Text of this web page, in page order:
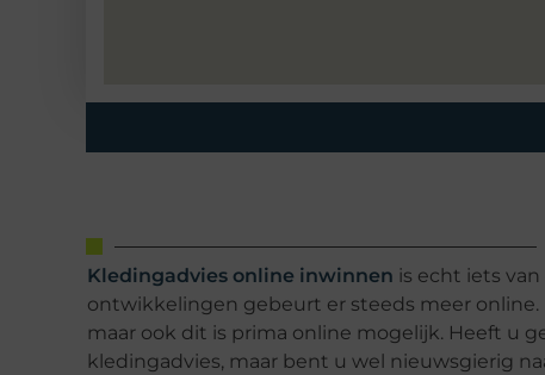
Kledingadvies online inwinnen is echt iets
ontwikkelingen gebeurt er steeds meer
maar ook dit is prima online mogelijk. Heeft u
kledingadvies, maar bent u wel nieuwsgierig